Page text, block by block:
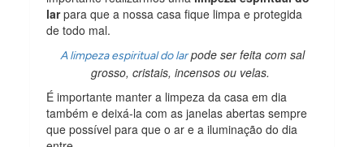
larpara que a nossa casa fique limpa e protegida
de todo mal.
A limpeza espiritual do larpode ser feita com sal
grosso, cristais, incensos ou velas.
É importante manter a limpeza da casa em dia
também e deixá-la com as janelas abertas sempre
que possível para que o ar e a iluminação do dia